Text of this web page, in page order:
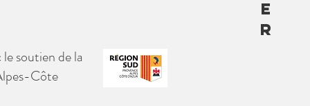
E
R
soutien de la
Côte